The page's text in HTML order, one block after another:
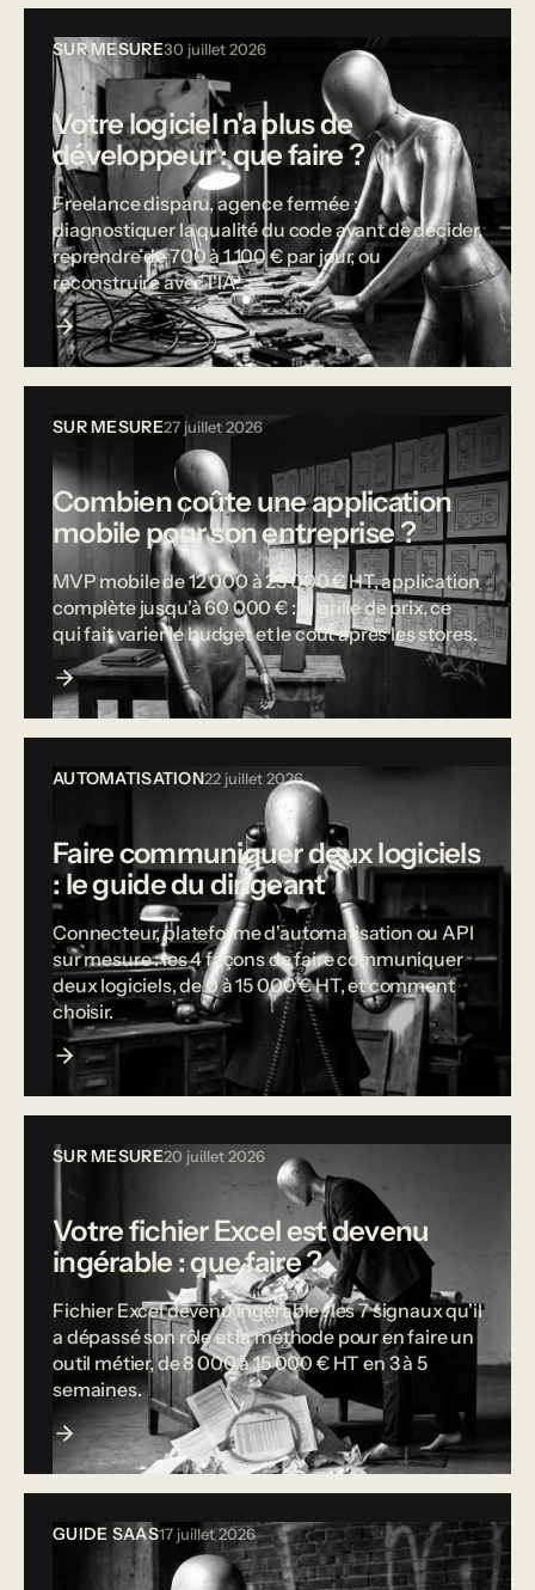
SUR MESURE30 juillet 2026
Votre logiciel n'a plus de
développeur : que faire ?
Freelance disparu, agence fermée :
diagnostiquer la qualité du code avant de décider,
reprendre de 700 à 1 100 € par jour, ou
reconstruire avec l'IA.
SUR MESURE27 juillet 2026
Combien coûte une application
mobile pour son entreprise ?
MVP mobile de 12 000 à 25 000 € HT, application
complète jusqu'à 60 000 € : la grille de prix, ce
qui fait varier le budget et le coût après les stores.
AUTOMATISATION22 juillet 2026
Faire communiquer deux logiciels
: le guide du dirigeant
Connecteur, plateforme d'automatisation ou API
sur mesure : les 4 façons de faire communiquer
deux logiciels, de 0 à 15 000 € HT, et comment
choisir.
SUR MESURE20 juillet 2026
Votre fichier Excel est devenu
ingérable : que faire ?
Fichier Excel devenu ingérable : les 7 signaux qu'il
a dépassé son rôle et la méthode pour en faire un
outil métier, de 8 000 à 15 000 € HT en 3 à 5
semaines.
GUIDE SAAS17 juillet 2026